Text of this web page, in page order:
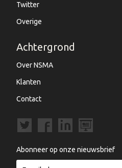
Twitter
Overige
Achtergrond
Over NSMA
Klanten
Contact
Abonneer op onze nieuwsbrief